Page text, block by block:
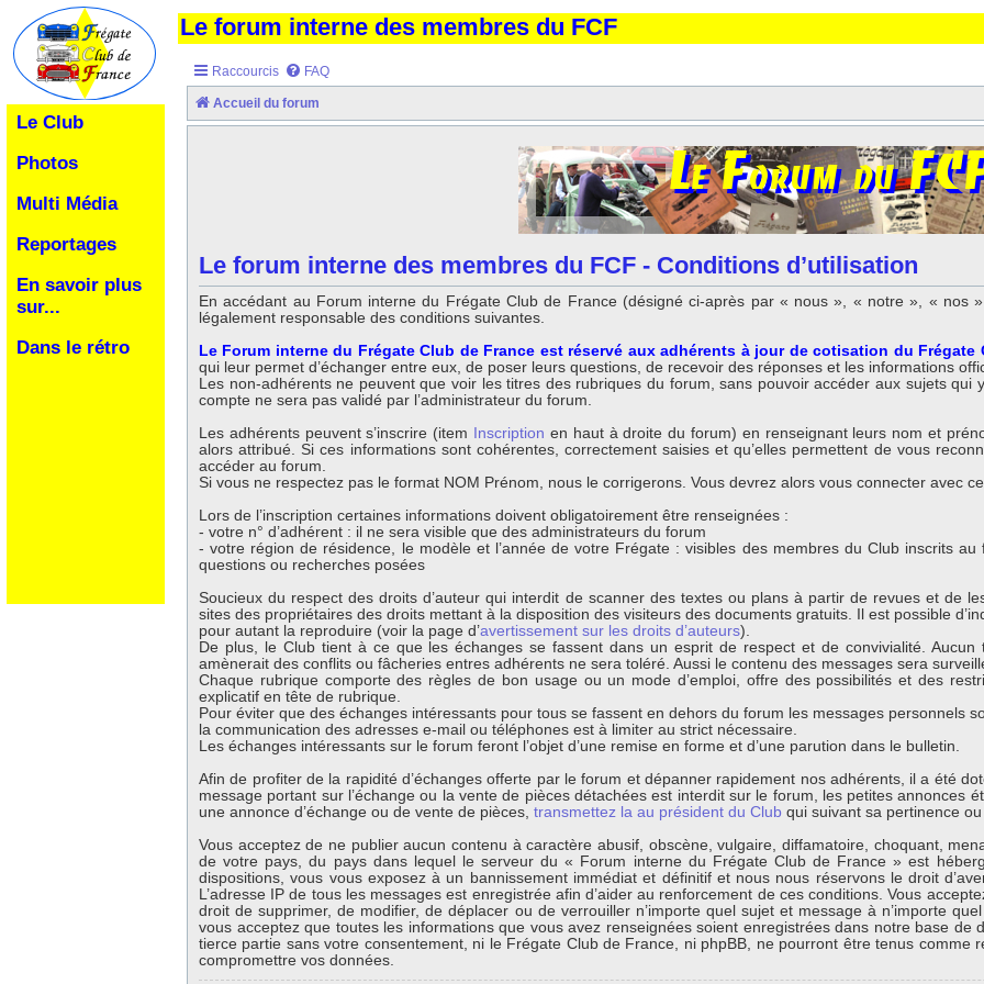
Le Club
Photos
Multi Média
Reportages
En savoir plus
sur...
Dans le rétro
Le forum interne des membres du FCF
Raccourcis FAQ
Accueil du forum
Le forum interne des membres du FCF - Conditions d’utilisation
En accédant au Forum interne du Frégate Club de France (désigné ci-après par « nous », « notre », « nos
légalement responsable des conditions suivantes.
Le Forum interne du Frégate Club de France est réservé aux adhérents à jour de cotisation du Frégate
qui leur permet d’échanger entre eux, de poser leurs questions, de recevoir des réponses et les informations
Les non-adhérents ne peuvent que voir les titres des rubriques du forum, sans pouvoir accéder aux sujets
compte ne sera pas validé par l’administrateur du forum.
Les adhérents peuvent s’inscrire (item Inscription en haut à droite du forum) en renseignant leurs nom et
alors attribué. Si ces informations sont cohérentes, correctement saisies et qu’elles permettent de vous
accéder au forum.
Si vous ne respectez pas le format NOM Prénom, nous le corrigerons. Vous devrez alors vous connecter avec
Lors de l’inscription certaines informations doivent obligatoirement être renseignées :
- votre n° d’adhérent : il ne sera visible que des administrateurs du forum
- votre région de résidence, le modèle et l’année de votre Frégate : visibles des membres du Club inscrits
questions ou recherches posées
Soucieux du respect des droits d’auteur qui interdit de scanner des textes ou plans à partir de revues et de
sites des propriétaires des droits mettant à la disposition des visiteurs des documents gratuits. Il est possible
pour autant la reproduire (voir la page d’avertissement sur les droits d’auteurs).
De plus, le Club tient à ce que les échanges se fassent dans un esprit de respect et de convivialité.
amènerait des conflits ou fâcheries entres adhérents ne sera toléré. Aussi le contenu des messages sera
Chaque rubrique comporte des règles de bon usage ou un mode d’emploi, offre des possibilités et des
explicatif en tête de rubrique.
Pour éviter que des échanges intéressants pour tous se fassent en dehors du forum les messages personnels
la communication des adresses e-mail ou téléphones est à limiter au strict nécessaire.
Les échanges intéressants sur le forum feront l’objet d’une remise en forme et d’une parution dans le bulletin.
Afin de profiter de la rapidité d’échanges offerte par le forum et dépanner rapidement nos adhérents, il a été
message portant sur l’échange ou la vente de pièces détachées est interdit sur le forum, les petites annonces
une annonce d’échange ou de vente de pièces, transmettez la au président du Club qui suivant sa pertinence
Vous acceptez de ne publier aucun contenu à caractère abusif, obscène, vulgaire, diffamatoire, choquant,
de votre pays, du pays dans lequel le serveur du « Forum interne du Frégate Club de France » est
dispositions, vous vous exposez à un bannissement immédiat et définitif et nous nous réservons le droit
L’adresse IP de tous les messages est enregistrée afin d’aider au renforcement de ces conditions. Vous
droit de supprimer, de modifier, de déplacer ou de verrouiller n’importe quel sujet et message à n’importe
vous acceptez que toutes les informations que vous avez renseignées soient enregistrées dans notre base
tierce partie sans votre consentement, ni le Frégate Club de France, ni phpBB, ne pourront être tenus
compromettre vos données.